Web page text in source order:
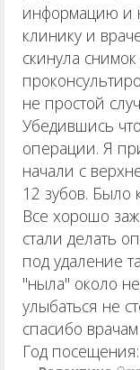
информацию и
клинику и
скинула
не простой
Убедившись
операции. Я
начали с
12 зубов. Было
Все хорошо
стали делать
под удаление
"ныла" около
улыбаться не
спасибо
Год